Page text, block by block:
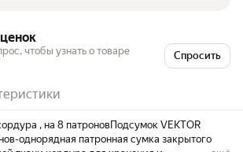
чтобы узнать о товаре
Спросить
, на 8 патроновПодсумок VEKTOR
однорядная патронная сумка закрытого